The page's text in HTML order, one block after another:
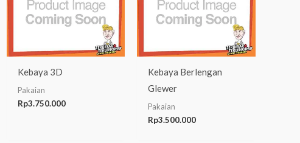
Kebaya 3D
Pakaian
Rp3.750.000
Kebaya Berlengan
Glewer
Pakaian
Rp3.500.000